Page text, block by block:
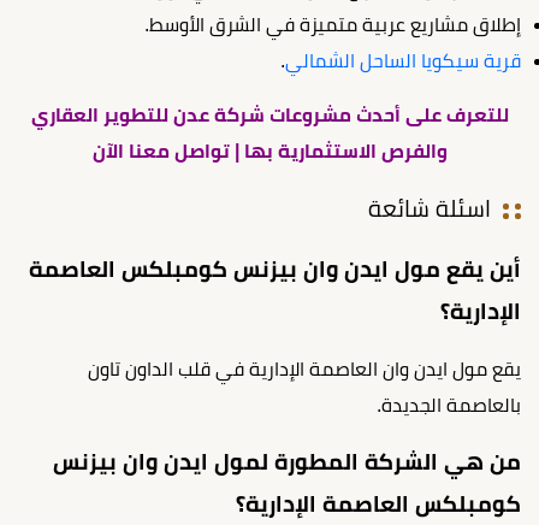
إطلاق مشاريع عربية متميزة في الشرق الأوسط.
قرية سيكويا الساحل الشمالي.
للتعرف على أحدث مشروعات شركة عدن للتطوير العقاري
والفرص الاستثمارية بها | تواصل معنا الآن
اسئلة شائعة
أين يقع مول ايدن وان بيزنس كومبلكس العاصمة
الإدارية؟
يقع مول ايدن وان العاصمة الإدارية في قلب الداون تاون
بالعاصمة الجديدة.
من هي الشركة المطورة لمول ايدن وان بيزنس
كومبلكس العاصمة الإدارية؟